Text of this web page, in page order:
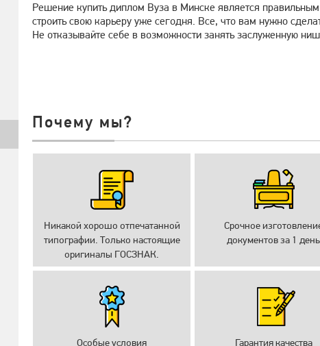
Решение купить диплом Вуза в Минске является
строить свою карьеру уже сегодня. Все, что вам нужно
Не отказывайте себе в возможности занять заслуженную
Почему мы?
Никакой хорошо отпечатанной
типографии. Только настоящие
оригиналы ГОСЗНАК.
Срочное
документов за 1 день
Особые условия
Гарантия качества